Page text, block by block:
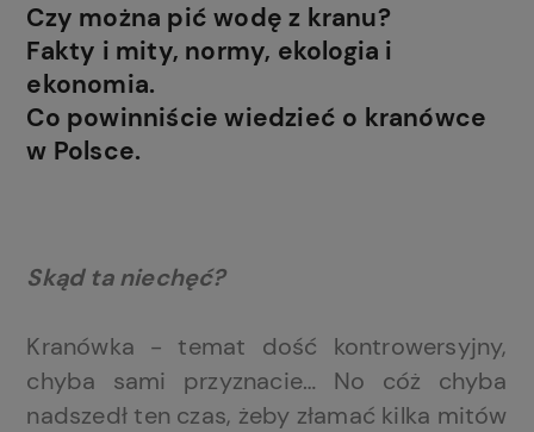
Czy można pić wodę z kranu?
Fakty i mity, normy, ekologia i
ekonomia.
Co powinniście wiedzieć o kranówce
w Polsce.
Skąd ta niechęć?
Kranówka - temat dość kontrowersyjny,
chyba sami przyznacie… No cóż chyba
nadszedł ten czas, żeby złamać kilka mitów